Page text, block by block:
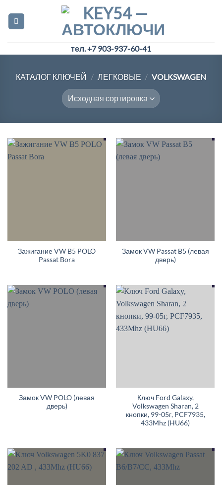
content
тел. +7 903-937-60-41
КАТАЛОГ КЛЮЧЕЙ / ЛЕГКОВЫЕ / VOLKSWAGEN
Зажигание VW B5 POLO
Passat Bora
Замок VW Passat B5 (левая
дверь)
Замок VW POLO (левая
дверь)
Ключ Ford Galaxy,
Volkswagen Sharan, 2
кнопки, 99-05г, PCF7935,
433Mhz (HU66)